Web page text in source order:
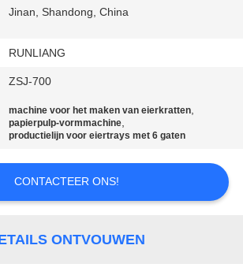
Jinan, Shandong, China
RUNLIANG
ZSJ-700
machine voor het maken van eierkratten,
papierpulp-vormmachine,
productielijn voor eiertrays met 6 gaten
CONTACTEER ONS!
ONTVOUWEN